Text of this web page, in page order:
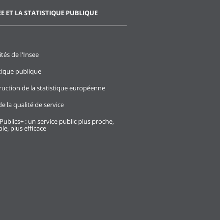
ET LA STATISTIQUE PUBLIQUE
de l'Insee
publique
de la statistique européenne
la qualité de service
: un service public plus proche,
plus efficace